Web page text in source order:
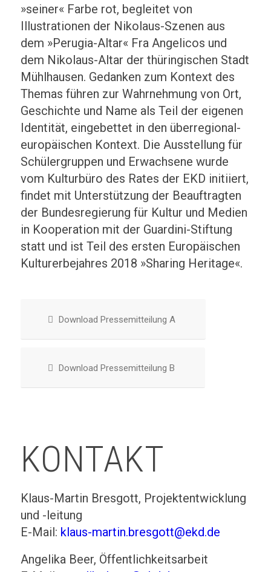
»seiner« Farbe rot, begleitet von
Illustrationen der Nikolaus-Szenen aus
dem »Perugia-Altar« Fra Angelicos und
dem Nikolaus-Altar der thüringischen Stadt
Mühlhausen. Gedanken zum Kontext des
Themas führen zur Wahrnehmung von Ort,
Geschichte und Name als Teil der eigenen
Identität, eingebettet in den überregional-
europäischen Kontext. Die Ausstellung für
Schülergruppen und Erwachsene wurde
vom Kulturbüro des Rates der EKD initiiert,
findet mit Unterstützung der Beauftragten
der Bundesregierung für Kultur und Medien
in Kooperation mit der Guardini-Stiftung
statt und ist Teil des ersten Europäischen
Kulturerbejahres 2018 »Sharing Heritage«.
Download Pressemitteilung A
Download Pressemitteilung B
KONTAKT
Klaus-Martin Bresgott, Projektentwicklung
und -leitung
E-Mail: klaus-martin.bresgott@ekd.de
Angelika Beer, Öffentlichkeitsarbeit